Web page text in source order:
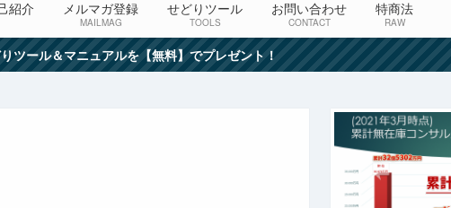
紹介 メルマガ登録
MAILMAG
せどりツール
TOOLS
お問い合わせ
CONTACT
特商法
RAW
ツール＆マニュアルを【無料】でプレゼント！